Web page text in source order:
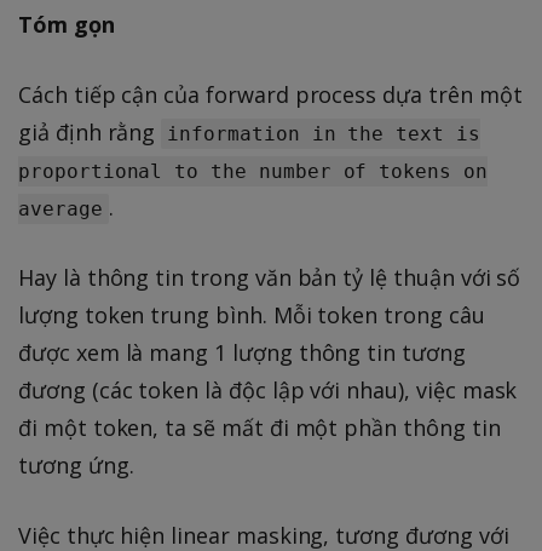
Tóm gọn
Cách tiếp cận của forward process dựa trên một
giả định rằng
information in the text is
proportional to the number of tokens on
average .
Hay là thông tin trong văn bản tỷ lệ thuận với số
lượng token trung bình. Mỗi token trong câu
được xem là mang 1 lượng thông tin tương
đương (các token là độc lập với nhau), việc mask
đi một token, ta sẽ mất đi một phần thông tin
tương ứng.
Việc thực hiện linear masking, tương đương với